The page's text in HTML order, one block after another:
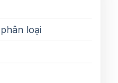
loại